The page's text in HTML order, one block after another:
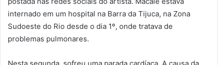
internado em um hospital na Barra da Tijuca, na Zona
Sudoeste do Rio desde o dia 1º, onde tratava de
problemas pulmonares.